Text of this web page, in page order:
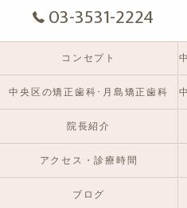
03-3531-2224
コンセプト
中央区の矯正歯科･月島矯正歯科
院長紹介
アクセス・診療時間
ブログ